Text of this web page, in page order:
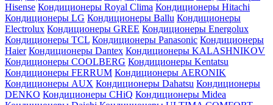
Hisense Кондиционеры Royal Clima Кондиционеры Hitachi
Кондиционеры LG Кондиционеры Ballu Кондиционеры
Electrolux Кондиционеры GREE Кондиционеры Energolux
Кондиционеры TCL Кондиционеры Panasonic Кондиционеры
Haier Кондиционеры Dantex Кондиционеры KALASHNIKOV
Кондиционеры СOOLBERG Кондиционеры Kentatsu
Кондиционеры FERRUM Кондиционеры AERONIK
Кондиционеры AUX Кондиционеры Dahatsu Кондиционеры
DENKO Кондиционеры CHiQ Кондиционеры Midea